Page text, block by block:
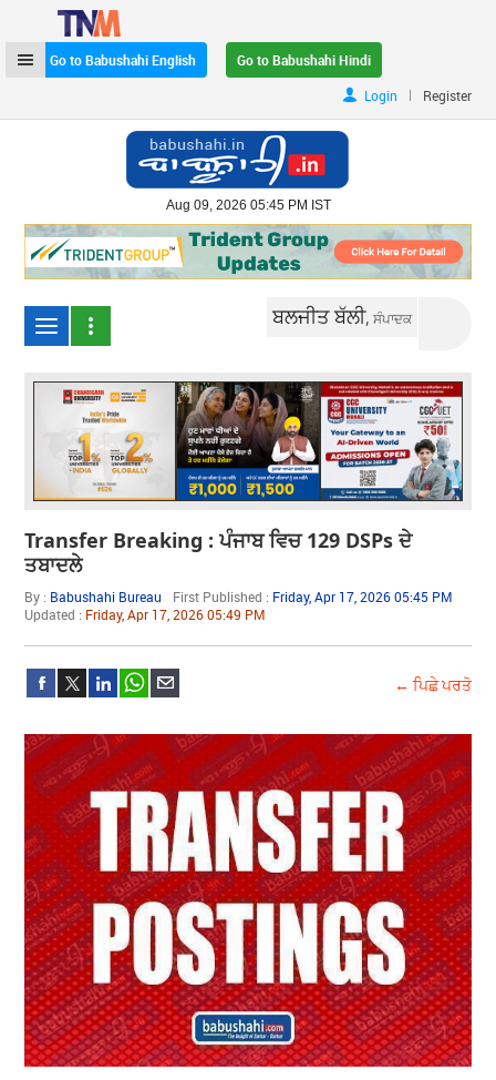
Go to Babushahi English
Go to Babushahi Hindi
Login
| Register
Aug 09, 2026 05:45 PM IST
ਬਲਜੀਤ ਬੱਲੀ,ਸੰਪਾਦਕ
Transfer Breaking : ਪੰਜਾਬ ਵਿਚ 129 DSPs ਦੇ
ਤਬਾਦਲੇ
By : Babushahi Bureau First Published : Friday, Apr 17, 2026 05:45 PM
Updated : Friday, Apr 17, 2026 05:49 PM
← ਪਿਛੇ ਪਰਤੋ